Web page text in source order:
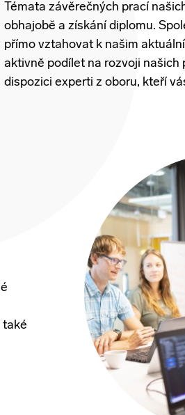
Témata závěrečných prací
obhajobě a získání diplomu.
přímo vztahovat k našim
aktivně podílet na rozvoji našich
dispozici experti z oboru, kteří
také